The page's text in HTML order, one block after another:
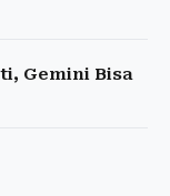
Gemini Bisa